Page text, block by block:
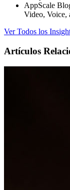
AppScale
Video, Voice,
Ver Todos los
Artículos